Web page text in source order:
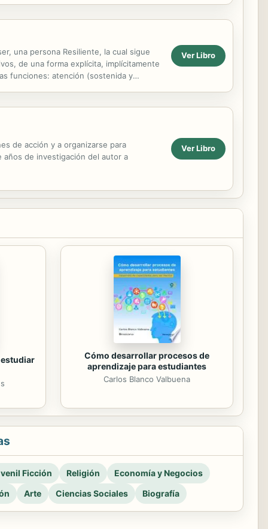
una persona Resiliente, la cual sigue
de una forma explícita, implícitamente
funciones: atención (sostenida y
Ver Libro
de acción y a organizarse para
años de investigación del autor a
Ver Libro
Cómo desarrollar procesos de
aprendizaje para estudiantes
Carlos Blanco Valbuena
Ficción Religión
Economía y Negocios
Arte Ciencias Sociales Biografía